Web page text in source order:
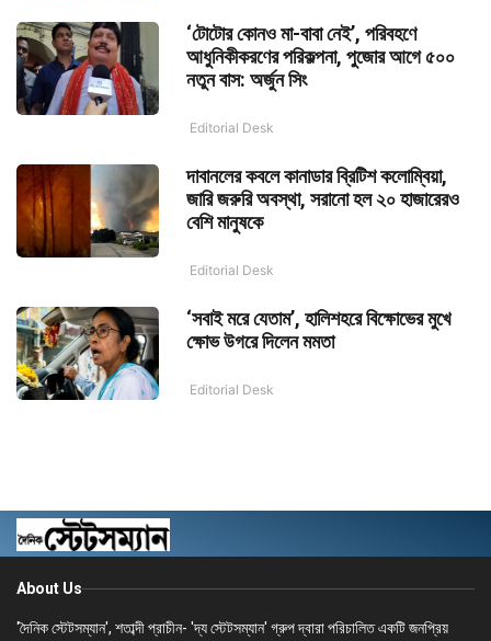
‘টোটোর কোনও মা-বাবা নেই’, পরিবহণে
আধুনিকীকরণের পরিকল্পনা, পুজোর আগে ৫০০
নতুন বাস: অর্জুন সিং
Editorial Desk
দাবানলের কবলে কানাডার ব্রিটিশ কলোম্বিয়া,
জারি জরুরি অবস্থা, সরানো হল ২০ হাজারেরও
বেশি মানুষকে
Editorial Desk
‘সবাই মরে যেতাম’, হালিশহরে বিক্ষোভের মুখে
ক্ষোভ উগরে দিলেন মমতা
Editorial Desk
About Us
'দৈনিক স্টেটসম্যান', শতাব্দী প্রাচীন- 'দ্য স্টেটসম্যান' গ্রুপ দ্বারা পরিচালিত একটি জনপ্রিয়